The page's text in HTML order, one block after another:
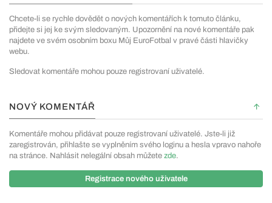
Chcete-li se rychle dovědět o nových komentářích k tomuto článku,
přidejte si jej ke svým sledovaným. Upozornění na nové komentáře pak
najdete ve svém osobním boxu Můj EuroFotbal v pravé části hlavičky
webu.
Sledovat komentáře mohou pouze registrovaní uživatelé.
NOVÝ KOMENTÁŘ
Komentáře mohou přidávat pouze registrovaní uživatelé. Jste-li již
zaregistrován, přihlašte se vyplněním svého loginu a hesla vpravo nahoře
na stránce. Nahlásit nelegální obsah můžete zde.
Registrace nového uživatele